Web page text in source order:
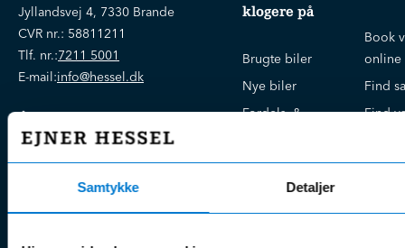
Samtykke Detaljer
Jyllandsvej 4, 7330 Brande
CVR nr.: 58811211
Tlf. nr.:7211 5001
E-mail:info@hessel.dk
Man - Fre:
07.30 - 17.30
klogere på
Brugte biler
Nye biler
Fordels- &
Guides, tips
Kampagner
Book
online
Find
Find